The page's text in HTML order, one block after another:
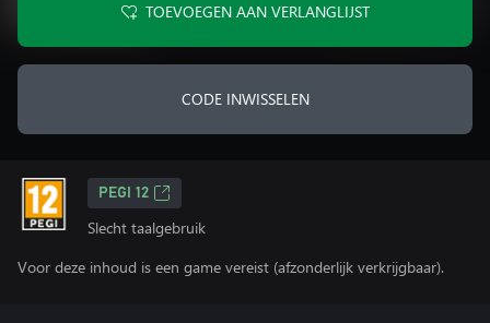
TOEVOEGEN AAN VERLANGLIJST
CODE INWISSELEN
PEGI 12
Slecht taalgebruik
Voor deze inhoud is een game vereist (afzonderlijk verkrijgbaar).